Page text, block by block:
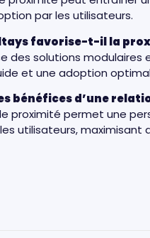
par les utilisateurs.
favorise-t-il la
des solutions
et une adoption
bénéfices d’une
proximité permet une
utilisateurs, maximisant